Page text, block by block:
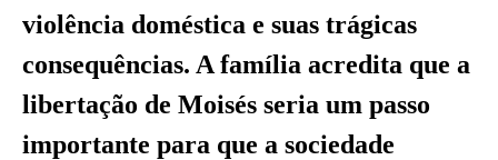
violência doméstica e suas trágicas
consequências. A família acredita que a
libertação de Moisés seria um passo
importante para que a sociedade